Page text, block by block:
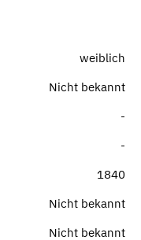
weiblich
Nicht bekannt
-
-
1840
Nicht bekannt
Nicht bekannt